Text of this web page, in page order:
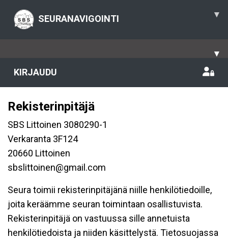
SEURANAVIGOINTI ▾
▾
KIRJAUDU
Rekisterinpitäjä
SBS Littoinen 3080290-1
Verkaranta 3F124
20660 Littoinen
sbslittoinen@gmail.com
Seura toimii rekisterinpitäjänä niille henkilötiedoille,
joita keräämme seuran toimintaan osallistuvista.
Rekisterinpitäjä on vastuussa sille annetuista
henkilötiedoista ja niiden käsittelystä. Tietosuojassa